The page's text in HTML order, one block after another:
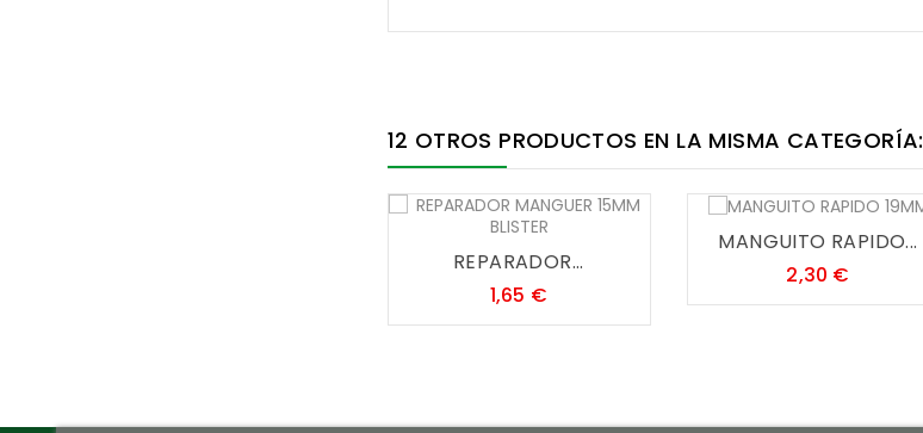
12 OTROS PRODUCTOS EN LA MISMA CATEGORÍA:
REPARADOR...
1,65 €
MANGUITO RAPIDO...
2,30 €